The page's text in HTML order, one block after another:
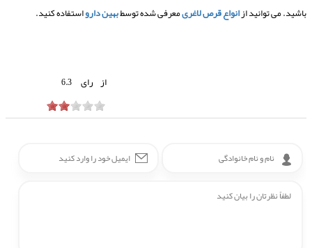
باشید. می توانید ازانواع قرص لاغریمعرفی شده توسطبهین دارواستفاده کنید.
از رای 6.3